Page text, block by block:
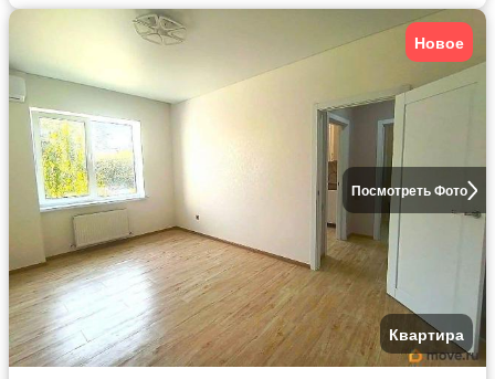
Посмотреть Фото
Новое
Квартира